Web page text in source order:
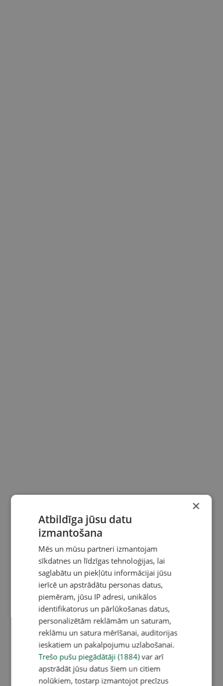
×
Atbildīga jūsu datu
izmantošana
Mēs un mūsu partneri izmantojam
sīkdatnes un līdzīgas tehnoloģijas, lai
saglabātu un piekļūtu informācijai jūsu
ierīcē un apstrādātu personas datus,
piemēram, jūsu IP adresi, unikālos
identifikatorus un pārlūkošanas datus,
personalizētām reklāmām un saturam,
reklāmu un satura mērīšanai, auditorijas
ieskatiem un pakalpojumu uzlabošanai.
Trešo pušu piegādātāji (1884)var arī
apstrādāt jūsu datus šiem un citiem
nolūkiem, tostarp izmantojot precīzus